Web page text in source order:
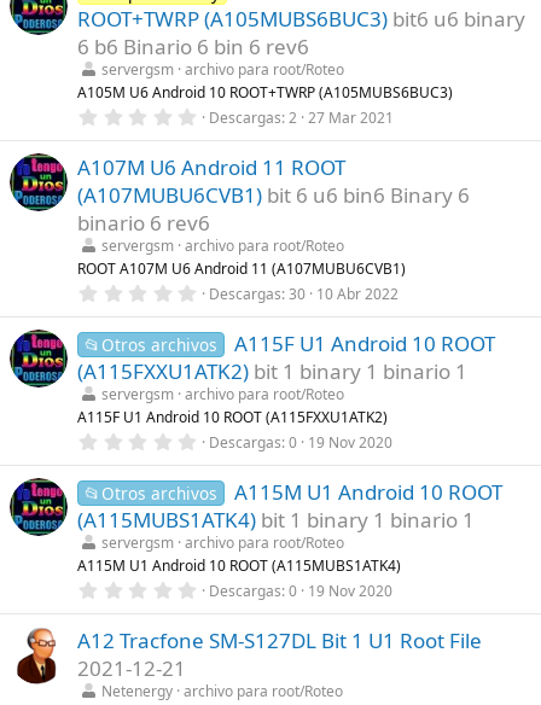
s
)
e
s
t
r
e
l
a
(
s
)
ROOT+TWRP (A105MUBS6BUC3) bit6 u6 binary
6 b6 Binario 6 bin 6 rev6
servergsm archivo para root/Roteo
A105M U6 Android 10 ROOT+TWRP (A105MUBS6BUC3)
0
0
0
e
s
t
r
e
l
a
(
s
)
Descargas 2 27 Mar 2021
A107M U6 Android 11 ROOT
(A107MUBU6CVB1) bit 6 u6 bin6 Binary 6
binario 6 rev6
servergsm archivo para root/Roteo
ROOT A107M U6 Android 11 (A107MUBU6CVB1)
0
0
0
e
s
t
r
e
l
a
(
s
)
Descargas 30 10 Abr 2022
📂Otros archivos
A115F U1 Android 10 ROOT
(A115FXXU1ATK2) bit 1 binary 1 binario 1
servergsm archivo para root/Roteo
A115F U1 Android 10 ROOT (A115FXXU1ATK2)
0
0
0
e
s
t
r
e
l
(
Descargas 0 19 Nov 2020
📂Otros archivos
A115M U1 Android 10 ROOT
(A115MUBS1ATK4) bit 1 binary 1 binario 1
servergsm archivo para root/Roteo
A115M U1 Android 10 ROOT (A115MUBS1ATK4)
0
0
0
e
t
Descargas 0 19 Nov 2020
A12 Tracfone SM-S127DL Bit 1 U1 Root File
2021-12-21
Netenergy archivo para root/Roteo